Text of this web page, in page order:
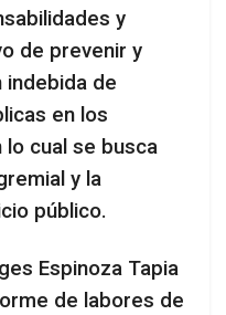
y
de prevenir y
indebida de
en los
cual se busca
y la
público.
Espinoza Tapia
de labores de